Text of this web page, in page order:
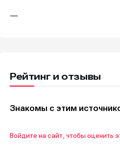
—
Рейтинг и отзывы
Знакомы с этим
Войдите на сайт, чтобы оценить